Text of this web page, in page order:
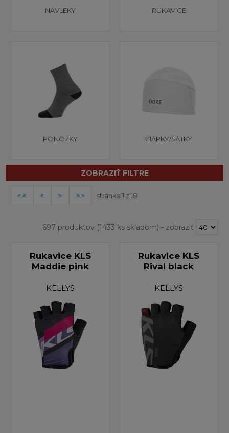
NÁVLEKY RUKAVICE
PONOŽKY ČIAPKY/ŠATKY
ZOBRAZIŤ FILTRE
stránka 1 z 18
697 produktov(1433 ks skladom) - zobraziť
Rukavice KLS
Maddie pink
KELLYS
Rukavice KLS
Rival black
KELLYS